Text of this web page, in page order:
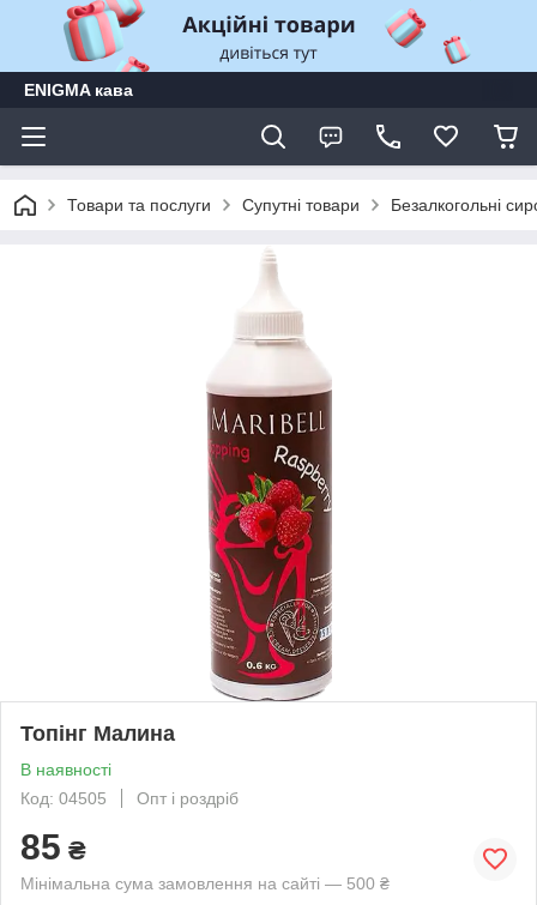
ENIGMA кава
Товари та послуги Супутні товари Безалкогольні
Топінг Малина
В наявності
Код: 04505
Опт і роздріб
85 ₴
Мінімальна сума замовлення на сайті — 500 ₴